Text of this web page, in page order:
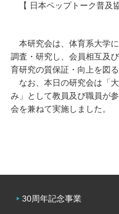
【 日本ペップトーク普及
本研究会は、体育系大学
調査・研究し、会員相互及
育研究の質保証・向上を図
なお、本日の研究会は「
み」として教員及び職員が
会を兼ねて実施しました。
30周年記念事業